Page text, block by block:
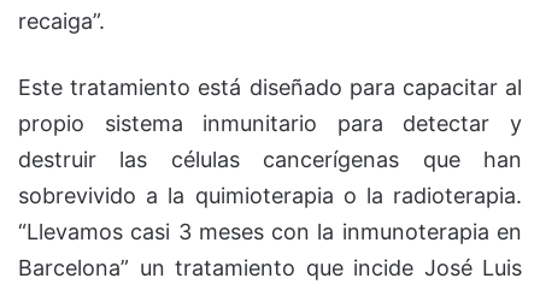
recaiga”.
Este tratamiento está diseñado para capacitar al
propio sistema inmunitario para detectar y
destruir las células cancerígenas que han
sobrevivido a la quimioterapia o la radioterapia.
“Llevamos casi 3 meses con la inmunoterapia en
Barcelona” un tratamiento que incide José Luis